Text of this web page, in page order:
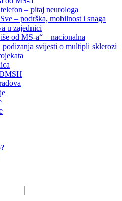
– pitaj neurologa
– podrška, mobilnost i snaga
u zajednici
od MS-a“ – nacionalna
podizanja svijesti o multipli sklerozi